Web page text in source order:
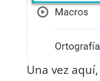
Una vez